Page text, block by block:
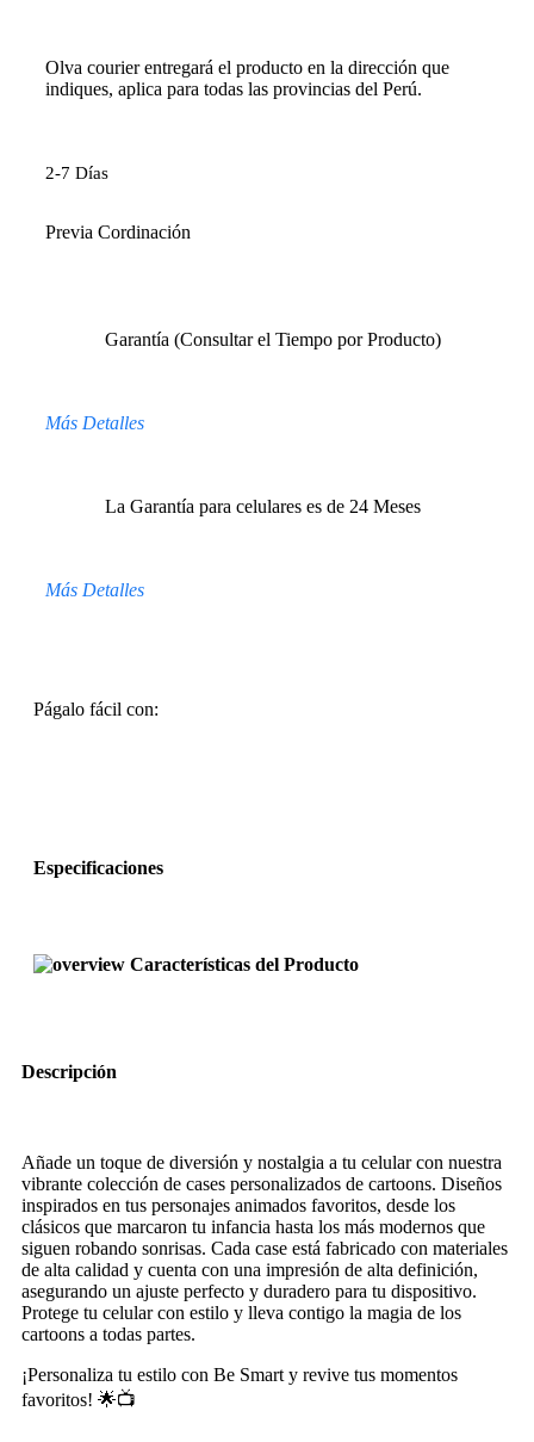
Olva courier entregará el producto en la dirección que
indiques, aplica para todas las provincias del Perú.
2-7 Días
Previa Cordinación
Garantía (Consultar el Tiempo por Producto)
Más Detalles
La Garantía para celulares es de 24 Meses
Más Detalles
Págalo fácil con:
Descripción
Añade un toque de diversión y nostalgia a tu celular con nuestra
vibrante colección de cases personalizados de cartoons. Diseños
inspirados en tus personajes animados favoritos, desde los
clásicos que marcaron tu infancia hasta los más modernos que
siguen robando sonrisas. Cada case está fabricado con materiales
de alta calidad y cuenta con una impresión de alta definición,
asegurando un ajuste perfecto y duradero para tu dispositivo.
Protege tu celular con estilo y lleva contigo la magia de los
cartoons a todas partes.
¡Personaliza tu estilo con Be Smart y revive tus momentos
favoritos! 🌟📺
Especificaciones
Características del Producto